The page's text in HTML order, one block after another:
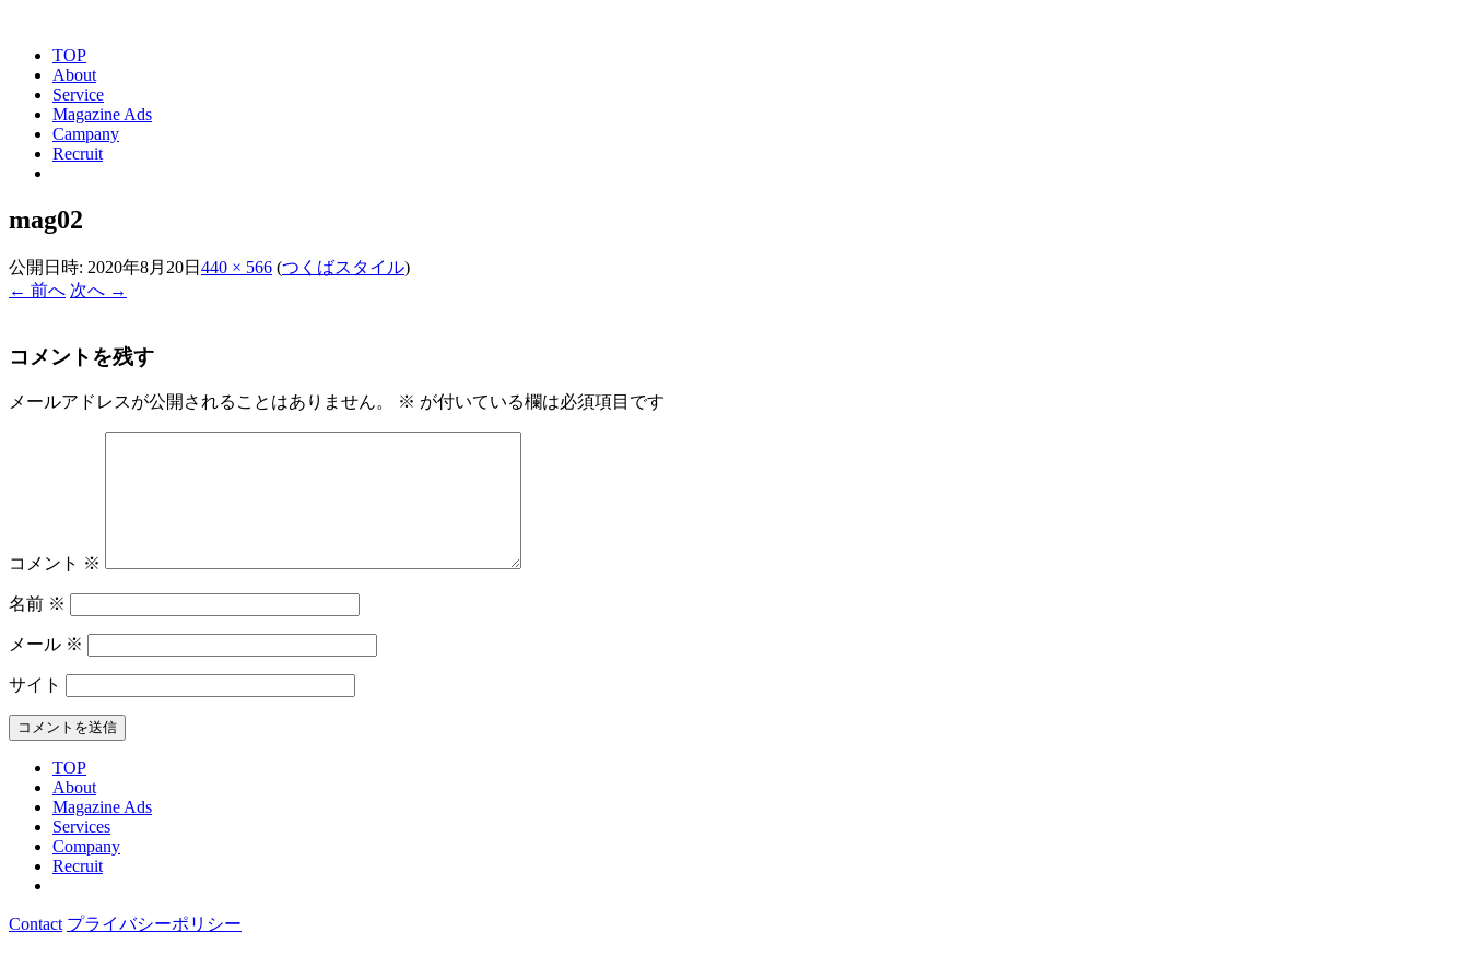
TOP
About
Service
Magazine Ads
Campany
Recruit
mag02
公開日時: 2020年8月20日 440 × 566 (つくばスタイル)
← 前へ 次へ →
コメントを残す
メールアドレスが公開されることはありません。 ※ が付いている欄は必須項目です
コメント ※
名前 ※
メール ※
サイト
TOP
About
Magazine Ads
Services
Company
Recruit
Contact プライバシーポリシー